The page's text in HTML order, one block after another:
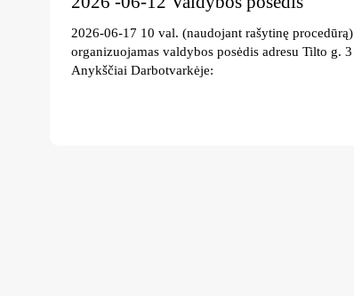
2026-06-17 10 val. (naudojant rašytinę procedūrą)
organizuojamas valdybos posėdis adresu Tilto g. 3
Anykščiai Darbotvarkėje: